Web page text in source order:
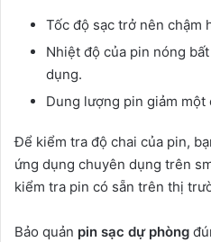
Tốc độ sạc trở nên chậm
Nhiệt độ của pin nóng
dụng.
Dung lượng pin giảm một
Để kiểm tra độ chai của pin,
ứng dụng chuyên dụng trên
kiểm tra pin có sẵn trên thị
Bảo quản pin sạc dự phòng